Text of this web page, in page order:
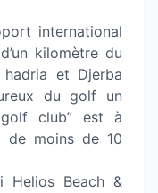
international
kilomètre du
et Djerba
du golf un
club” est à
de moins de 10
Helios Beach &